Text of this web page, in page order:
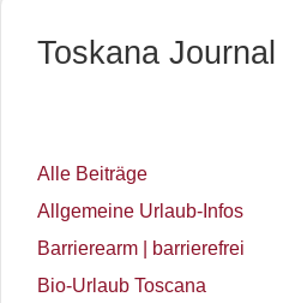
Toskana Journal
Alle Beiträge
Allgemeine Urlaub-Infos
Barrierearm | barrierefrei
Bio-Urlaub Toscana